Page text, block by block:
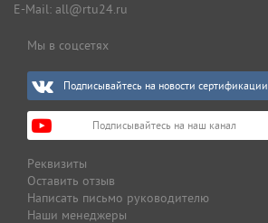
E-Mail: all@rtu24.ru
Мы в соцсетях
Подписывайтесь на новости сертификации
Подписывайтесь на наш канал
Реквизиты
Оставить отзыв
Написать письмо руководителю
Наши менеджеры